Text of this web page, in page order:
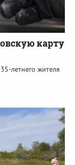
карту
летнего жителя